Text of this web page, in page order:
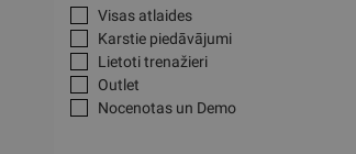
Visas atlaides
Karstie piedāvājumi
Lietoti trenažieri
Outlet
Nocenotas un Demo